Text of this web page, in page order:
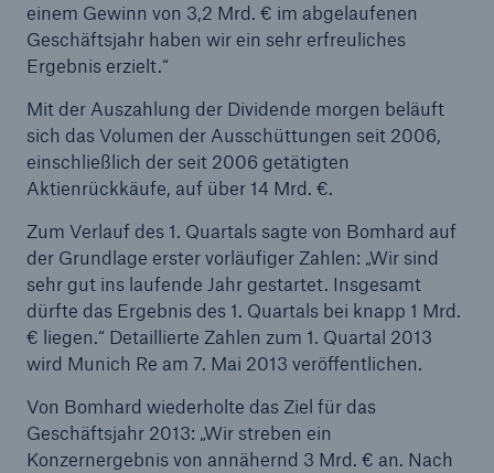
einem Gewinn von 3,2 Mrd. € im abgelaufenen
Geschäftsjahr haben wir ein sehr erfreuliches
Ergebnis erzielt.“
Mit der Auszahlung der Dividende morgen beläuft
sich das Volumen der Ausschüttungen seit 2006,
einschließlich der seit 2006 getätigten
Aktienrückkäufe, auf über 14 Mrd. €.
Zum Verlauf des 1. Quartals sagte von Bomhard auf
der Grundlage erster vorläufiger Zahlen: „Wir sind
sehr gut ins laufende Jahr gestartet. Insgesamt
dürfte das Ergebnis des 1. Quartals bei knapp 1 Mrd.
€ liegen.“ Detaillierte Zahlen zum 1. Quartal 2013
wird Munich Re am 7. Mai 2013 veröffentlichen.
Von Bomhard wiederholte das Ziel für das
Geschäftsjahr 2013: „Wir streben ein
Konzernergebnis von annähernd 3 Mrd. € an. Nach
Reinsurance Property/Casualty
Marine Trend Radar 2025
Naturkatastrophen
Versicherungslücke: der Anteil der nicht
versicherten Schäden aus Naturkatastrophen